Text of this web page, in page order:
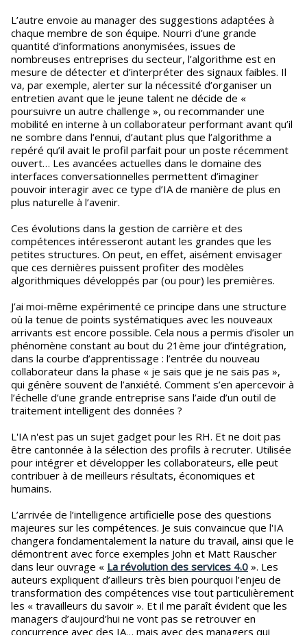
L’autre envoie au manager des suggestions adaptées à
chaque membre de son équipe. Nourri d’une grande
quantité d’informations anonymisées, issues de
nombreuses entreprises du secteur, l’algorithme est en
mesure de détecter et d’interpréter des signaux faibles. Il
va, par exemple, alerter sur la nécessité d’organiser un
entretien avant que le jeune talent ne décide de «
poursuivre un autre challenge », ou recommander une
mobilité en interne à un collaborateur performant avant qu’il
ne sombre dans l’ennui, d’autant plus que l’algorithme a
repéré qu’il avait le profil parfait pour un poste récemment
ouvert… Les avancées actuelles dans le domaine des
interfaces conversationnelles permettent d’imaginer
pouvoir interagir avec ce type d’IA de manière de plus en
plus naturelle à l’avenir.
Ces évolutions dans la gestion de carrière et des
compétences intéresseront autant les grandes que les
petites structures. On peut, en effet, aisément envisager
que ces dernières puissent profiter des modèles
algorithmiques développés par (ou pour) les premières.
J’ai moi-même expérimenté ce principe dans une structure
où la tenue de points systématiques avec les nouveaux
arrivants est encore possible. Cela nous a permis d’isoler un
phénomène constant au bout du 21ème jour d’intégration,
dans la courbe d’apprentissage : l’entrée du nouveau
collaborateur dans la phase « je sais que je ne sais pas »,
qui génère souvent de l’anxiété. Comment s’en apercevoir à
l’échelle d’une grande entreprise sans l’aide d’un outil de
traitement intelligent des données ?
L'IA n'est pas un sujet gadget pour les RH. Et ne doit pas
être cantonnée à la sélection des profils à recruter. Utilisée
pour intégrer et développer les collaborateurs, elle peut
contribuer à de meilleurs résultats, économiques et
humains.
L’arrivée de l’intelligence artificielle pose des questions
majeures sur les compétences. Je suis convaincue que l'IA
changera fondamentalement la nature du travail, ainsi que le
démontrent avec force exemples John et Matt Rauscher
dans leur ouvrage « La révolution des services 4.0 ». Les
auteurs expliquent d’ailleurs très bien pourquoi l’enjeu de
transformation des compétences vise tout particulièrement
les « travailleurs du savoir ». Et il me paraît évident que les
managers d’aujourd’hui ne vont pas se retrouver en
concurrence avec des IA… mais avec des managers qui